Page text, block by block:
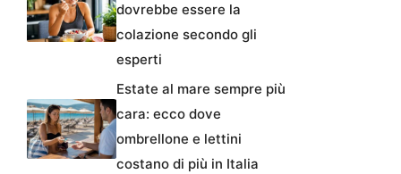
dovrebbe essere la
colazione secondo gli
esperti
Estate al mare sempre più
cara: ecco dove
ombrellone e lettini
costano di più in Italia